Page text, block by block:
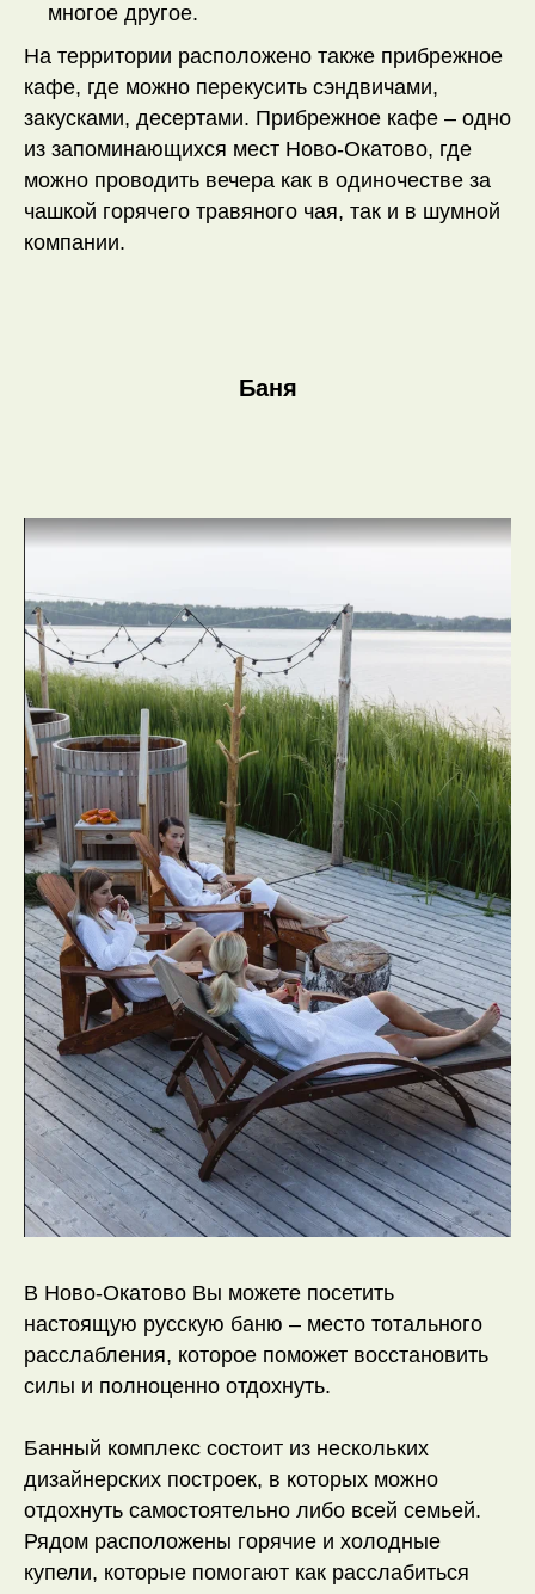
многое другое.
На территории расположено также прибрежное
кафе, где можно перекусить сэндвичами,
закусками, десертами. Прибрежное кафе – одно
из запоминающихся мест Ново-Окатово, где
можно проводить вечера как в одиночестве за
чашкой горячего травяного чая, так и в шумной
компании.
Баня
В Ново-Окатово Вы можете посетить
настоящую русскую баню – место тотального
расслабления, которое поможет восстановить
силы и полноценно отдохнуть.
Банный комплекс состоит из нескольких
дизайнерских построек, в которых можно
отдохнуть самостоятельно либо всей семьей.
Рядом расположены горячие и холодные
купели, которые помогают как расслабиться
Лёгкий путь туда,
где начинается отдых
Как добраться
До отеля легко доехать на машине,
автобусом до автовокзала, а оттуда —
на такси.
Наш энергетический отель
находится всего в 3,5 часах
от МКАД по Ленинградскому
шоссе — удобный и быстрый
маршрут без пробок.
Все права на публикуемые на сайте
ИНН 6925011174,
ОГРН 1226900009522